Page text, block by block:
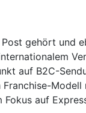
gehört und
auf B2C-
Modell
auf